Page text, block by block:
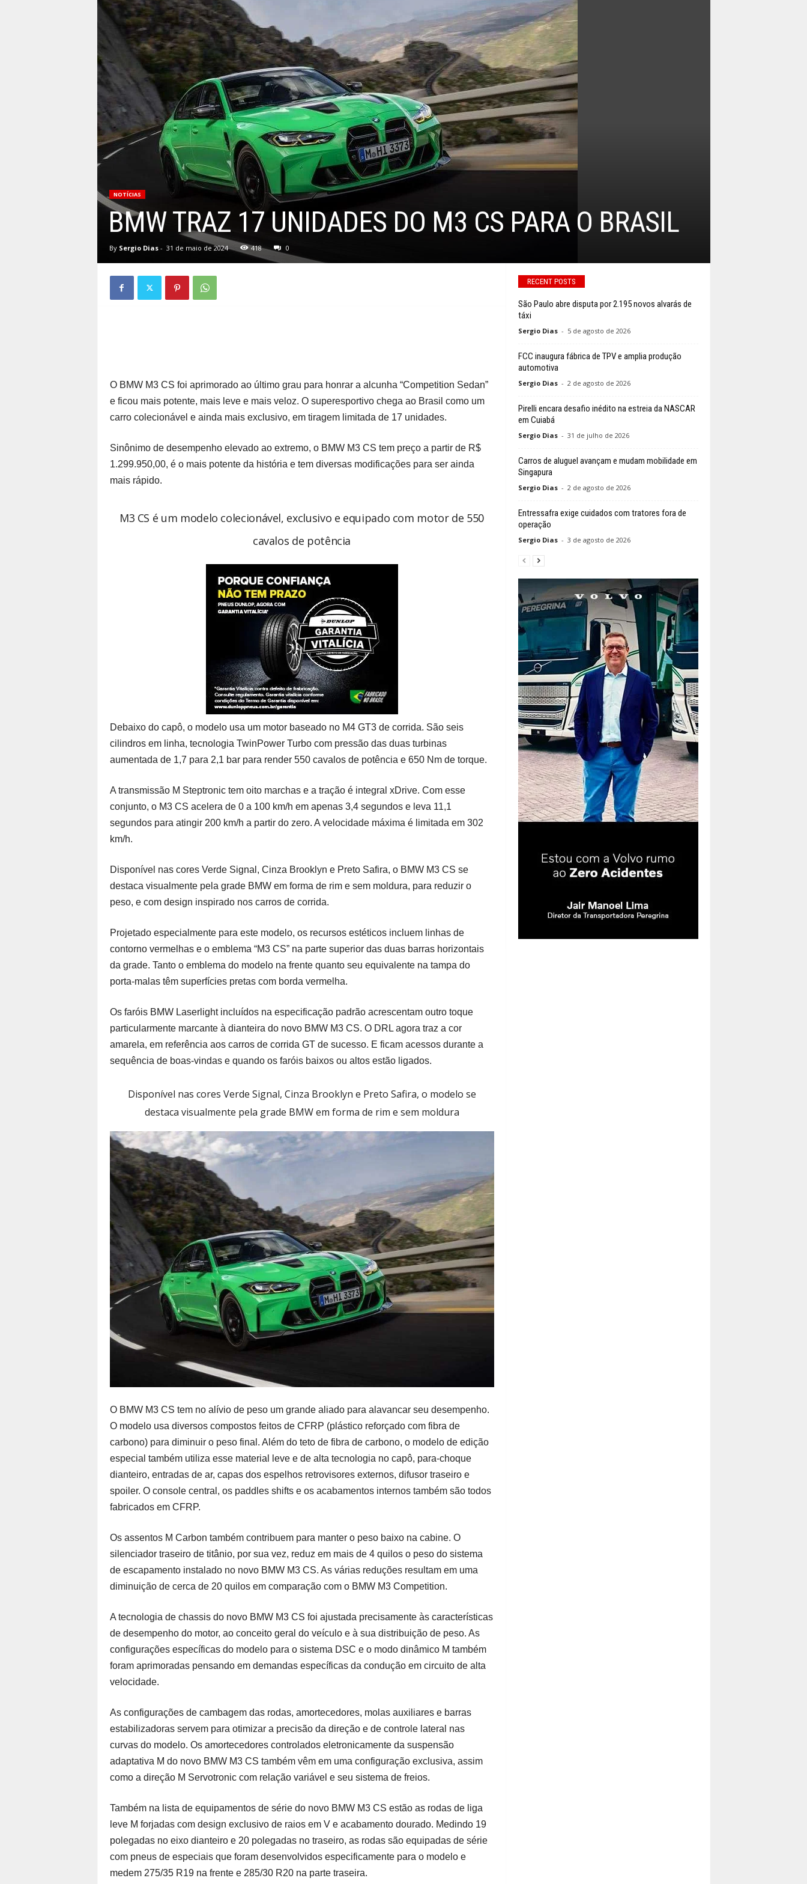
NOTÍCIAS
BMW TRAZ 17 UNIDADES DO M3 CS PARA O BRASIL
By Sergio Dias- 31 de maio de 2024 418 0
O BMW M3 CS foi aprimorado ao último grau para honrar a alcunha “Competition Sedan”
e ficou mais potente, mais leve e mais veloz. O superesportivo chega ao Brasil como um
carro colecionável e ainda mais exclusivo, em tiragem limitada de 17 unidades.
Sinônimo de desempenho elevado ao extremo, o BMW M3 CS tem preço a partir de R$
1.299.950,00, é o mais potente da história e tem diversas modificações para ser ainda
mais rápido.
M3 CS é um modelo colecionável, exclusivo e equipado com motor de 550
cavalos de potência
Debaixo do capô, o modelo usa um motor baseado no M4 GT3 de corrida. São seis
cilindros em linha, tecnologia TwinPower Turbo com pressão das duas turbinas
aumentada de 1,7 para 2,1 bar para render 550 cavalos de potência e 650 Nm de torque.
A transmissão M Steptronic tem oito marchas e a tração é integral xDrive. Com esse
conjunto, o M3 CS acelera de 0 a 100 km/h em apenas 3,4 segundos e leva 11,1
segundos para atingir 200 km/h a partir do zero. A velocidade máxima é limitada em 302
km/h.
Disponível nas cores Verde Signal, Cinza Brooklyn e Preto Safira, o BMW M3 CS se
destaca visualmente pela grade BMW em forma de rim e sem moldura, para reduzir o
peso, e com design inspirado nos carros de corrida.
Projetado especialmente para este modelo, os recursos estéticos incluem linhas de
contorno vermelhas e o emblema “M3 CS” na parte superior das duas barras horizontais
da grade. Tanto o emblema do modelo na frente quanto seu equivalente na tampa do
porta-malas têm superfícies pretas com borda vermelha.
Os faróis BMW Laserlight incluídos na especificação padrão acrescentam outro toque
particularmente marcante à dianteira do novo BMW M3 CS. O DRL agora traz a cor
amarela, em referência aos carros de corrida GT de sucesso. E ficam acessos durante a
sequência de boas-vindas e quando os faróis baixos ou altos estão ligados.
Disponível nas cores Verde Signal, Cinza Brooklyn e Preto Safira, o modelo se
destaca visualmente pela grade BMW em forma de rim e sem moldura
O BMW M3 CS tem no alívio de peso um grande aliado para alavancar seu desempenho.
O modelo usa diversos compostos feitos de CFRP (plástico reforçado com fibra de
carbono) para diminuir o peso final. Além do teto de fibra de carbono, o modelo de edição
especial também utiliza esse material leve e de alta tecnologia no capô, para-choque
dianteiro, entradas de ar, capas dos espelhos retrovisores externos, difusor traseiro e
spoiler. O console central, os paddles shifts e os acabamentos internos também são todos
fabricados em CFRP.
Os assentos M Carbon também contribuem para manter o peso baixo na cabine. O
silenciador traseiro de titânio, por sua vez, reduz em mais de 4 quilos o peso do sistema
de escapamento instalado no novo BMW M3 CS. As várias reduções resultam em uma
diminuição de cerca de 20 quilos em comparação com o BMW M3 Competition.
A tecnologia de chassis do novo BMW M3 CS foi ajustada precisamente às características
de desempenho do motor, ao conceito geral do veículo e à sua distribuição de peso. As
configurações específicas do modelo para o sistema DSC e o modo dinâmico M também
foram aprimoradas pensando em demandas específicas da condução em circuito de alta
velocidade.
As configurações de cambagem das rodas, amortecedores, molas auxiliares e barras
estabilizadoras servem para otimizar a precisão da direção e de controle lateral nas
curvas do modelo. Os amortecedores controlados eletronicamente da suspensão
adaptativa M do novo BMW M3 CS também vêm em uma configuração exclusiva, assim
como a direção M Servotronic com relação variável e seu sistema de freios.
Também na lista de equipamentos de série do novo BMW M3 CS estão as rodas de liga
leve M forjadas com design exclusivo de raios em V e acabamento dourado. Medindo 19
polegadas no eixo dianteiro e 20 polegadas no traseiro, as rodas são equipadas de série
com pneus de especiais que foram desenvolvidos especificamente para o modelo e
medem 275/35 R19 na frente e 285/30 R20 na parte traseira.
RECENT POSTS
São Paulo abre disputa por 2.195 novos alvarás de
táxi
Sergio Dias - 5 de agosto de 2026
FCC inaugura fábrica de TPV e amplia produção
automotiva
Sergio Dias - 2 de agosto de 2026
Pirelli encara desafio inédito na estreia da NASCAR
em Cuiabá
Sergio Dias - 31 de julho de 2026
Carros de aluguel avançam e mudam mobilidade em
Singapura
Sergio Dias - 2 de agosto de 2026
Entressafra exige cuidados com tratores fora de
operação
Sergio Dias - 3 de agosto de 2026